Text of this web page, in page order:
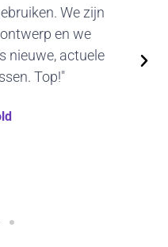
We zijn
en we
nieuwe, actuele
Top!"